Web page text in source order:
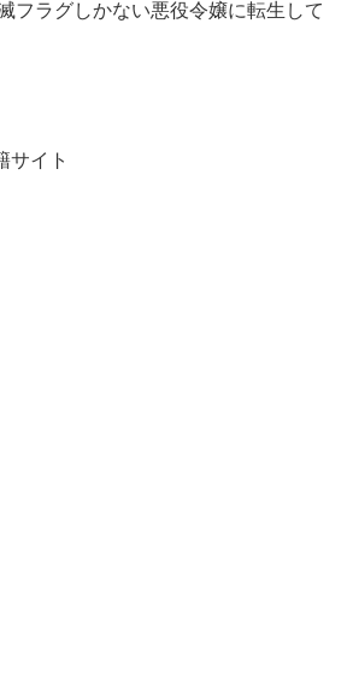
フラグしかない悪役令嬢に転生して
サイト